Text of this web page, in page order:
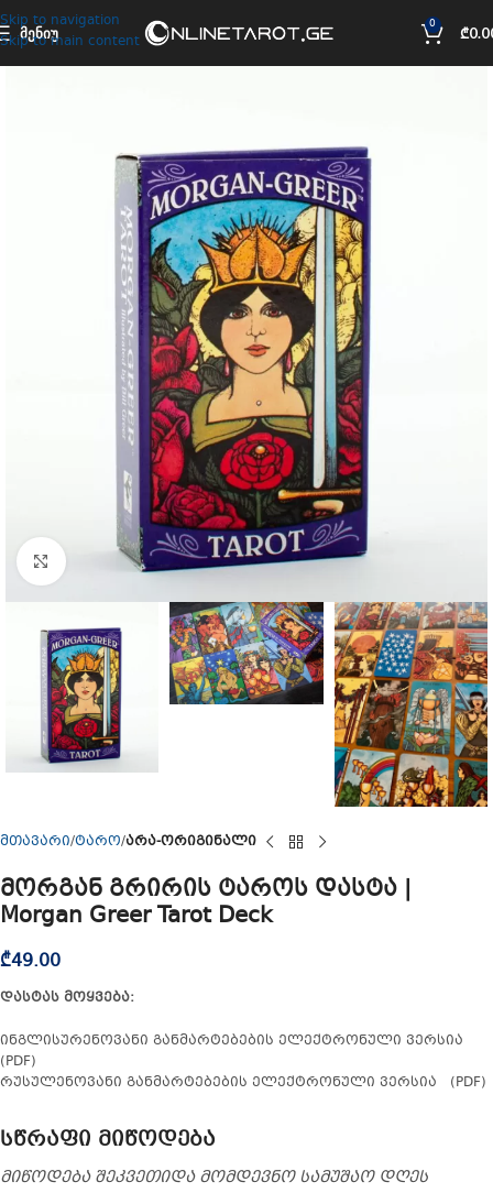
Skip to navigation
Skip to main content
ᲛᲔᲜᲘᲣ 0 ₾
Click to enlarge
მთავარი ტარო არა-ორიგინალი
მორგან გრირის ტაროს დასტა |
Morgan Greer Tarot Deck
₾49.00
დასტას მოყვება:
ინგლისურენოვანი განმარტებების ელექტრონული ვერსია
(PDF)
რუსულენოვანი განმარტებების ელექტრონული ვერსია (PDF)
სწრაფი მიწოდება
მიწოდება შეკვეთიდა მომდევნო სამუშაო დღეს